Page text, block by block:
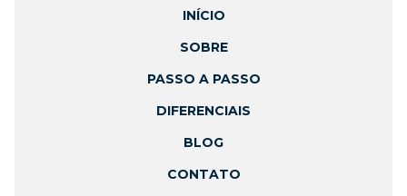
INÍCIO
SOBRE
PASSO A PASSO
DIFERENCIAIS
BLOG
CONTATO